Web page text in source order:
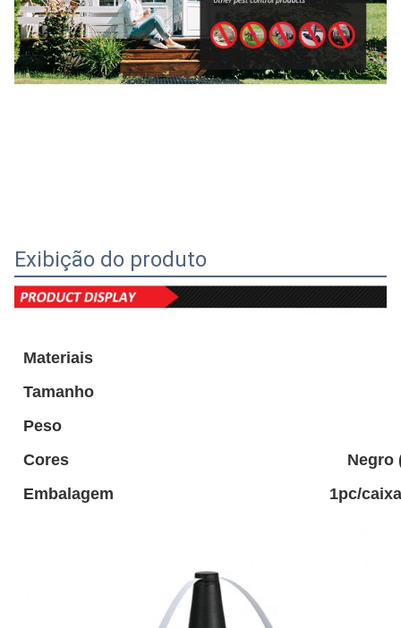
Exibição do produto
Materiais
Tamanho
Peso
Cores
Negro
Embalagem
1pc/